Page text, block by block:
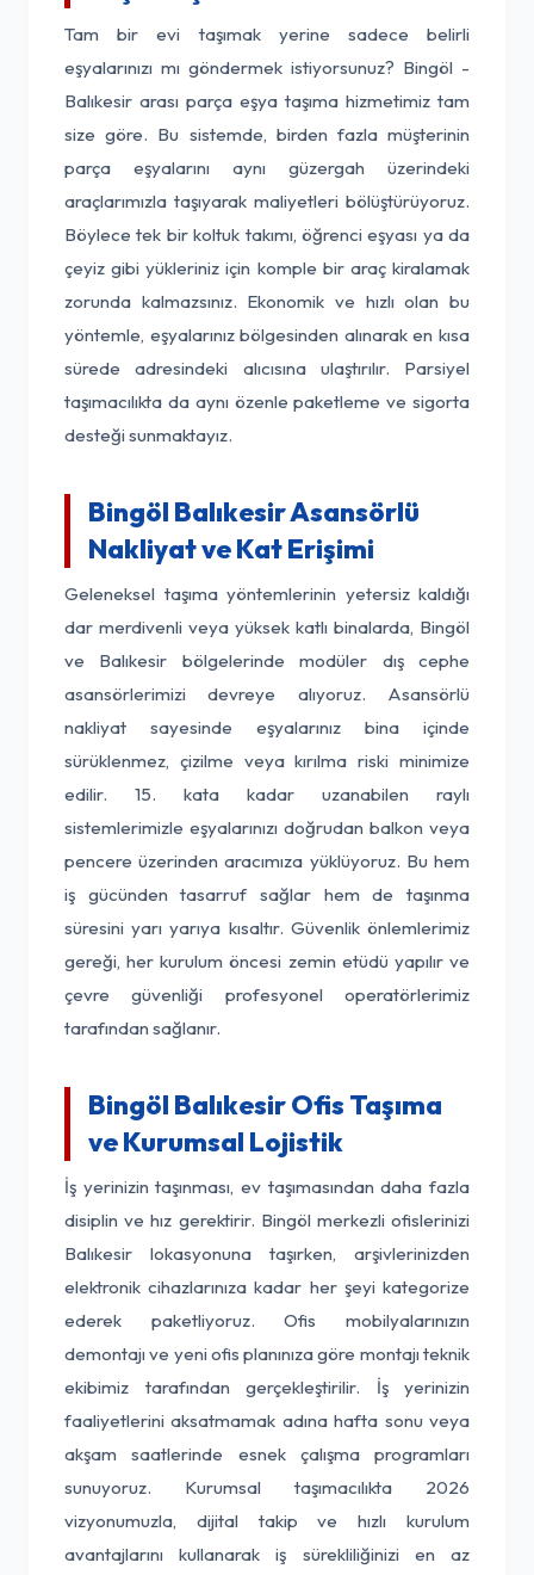
Tam bir evi taşımak yerine sadece belirli
eşyalarınızı mı göndermek istiyorsunuz? Bingöl -
Balıkesir arası parça eşya taşıma hizmetimiz tam
size göre. Bu sistemde, birden fazla müşterinin
parça eşyalarını aynı güzergah üzerindeki
araçlarımızla taşıyarak maliyetleri bölüştürüyoruz.
Böylece tek bir koltuk takımı, öğrenci eşyası ya da
çeyiz gibi yükleriniz için komple bir araç kiralamak
zorunda kalmazsınız. Ekonomik ve hızlı olan bu
yöntemle, eşyalarınız bölgesinden alınarak en kısa
sürede adresindeki alıcısına ulaştırılır. Parsiyel
taşımacılıkta da aynı özenle paketleme ve sigorta
desteği sunmaktayız.
Bingöl Balıkesir Asansörlü
Nakliyat ve Kat Erişimi
Geleneksel taşıma yöntemlerinin yetersiz kaldığı
dar merdivenli veya yüksek katlı binalarda, Bingöl
ve Balıkesir bölgelerinde modüler dış cephe
asansörlerimizi devreye alıyoruz. Asansörlü
nakliyat sayesinde eşyalarınız bina içinde
sürüklenmez, çizilme veya kırılma riski minimize
edilir. 15. kata kadar uzanabilen raylı
sistemlerimizle eşyalarınızı doğrudan balkon veya
pencere üzerinden aracımıza yüklüyoruz. Bu hem
iş gücünden tasarruf sağlar hem de taşınma
süresini yarı yarıya kısaltır. Güvenlik önlemlerimiz
gereği, her kurulum öncesi zemin etüdü yapılır ve
çevre güvenliği profesyonel operatörlerimiz
tarafından sağlanır.
Bingöl Balıkesir Ofis Taşıma
ve Kurumsal Lojistik
İş yerinizin taşınması, ev taşımasından daha fazla
disiplin ve hız gerektirir. Bingöl merkezli ofislerinizi
Balıkesir lokasyonuna taşırken, arşivlerinizden
elektronik cihazlarınıza kadar her şeyi kategorize
ederek paketliyoruz. Ofis mobilyalarınızın
demontajı ve yeni ofis planınıza göre montajı teknik
ekibimiz tarafından gerçekleştirilir. İş yerinizin
faaliyetlerini aksatmamak adına hafta sonu veya
akşam saatlerinde esnek çalışma programları
sunuyoruz. Kurumsal taşımacılıkta 2026
vizyonumuzla, dijital takip ve hızlı kurulum
avantajlarını kullanarak iş sürekliliğinizi en az